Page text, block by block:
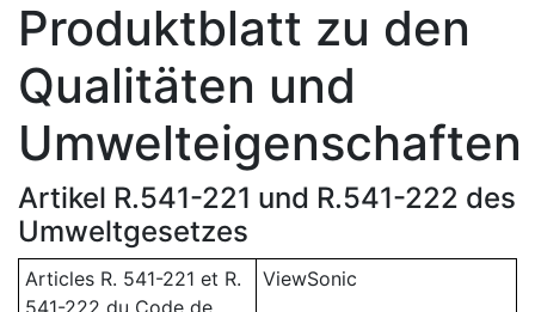
Produktblatt zu den
Qualitäten und
Umwelteigenschaften
Artikel R.541-221 und R.541-222 des
Umweltgesetzes
Articles R. 541-221 et R.
541-222 du Code de
ViewSonic